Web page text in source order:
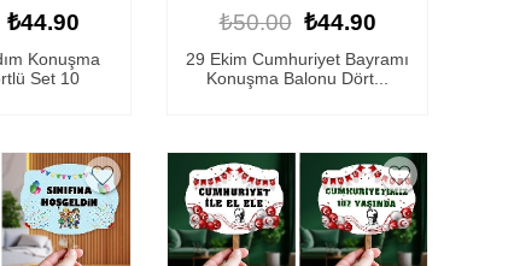
₺44.90
Konuşma
Set 10
₺50.00 ₺44.90
29 Ekim Cumhuriyet Bayramı
Konuşma Balonu Dört...